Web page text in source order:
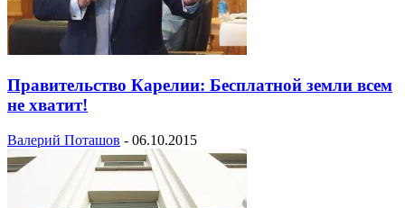
Правительство Карелии: Бесплатной земли всем
не хватит!
Валерий Поташов - 06.10.2015